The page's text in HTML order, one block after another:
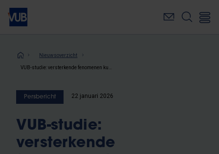
Overslaan
naar
inhoudKruimelpad
Nieuwsoverzicht
Persbericht 22 januari 2026
VUB-studie:
versterkende